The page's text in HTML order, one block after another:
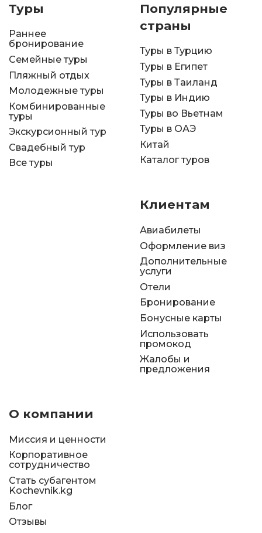
Туры
Раннее
бронирование
Семейные туры
Пляжный отдых
Молодежные туры
Комбинированные
туры
Экскурсионный тур
Свадебный тур
Все туры
Популярные
страны
Туры в Турцию
Туры в Египет
Туры в Таиланд
Туры в Индию
Туры во Вьетнам
Туры в ОАЭ
Китай
Каталог туров
Клиентам
Авиабилеты
Оформление виз
Дополнительные
услуги
Отели
Бронирование
Бонусные карты
Использовать
промокод
Жалобы и
предложения
О компании
Миссия и ценности
Корпоративное
сотрудничество
Стать субагентом
Kochevnik.kg
Блог
Отзывы